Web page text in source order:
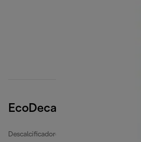
EcoDecalk
Descalcificadores y filtros de agua